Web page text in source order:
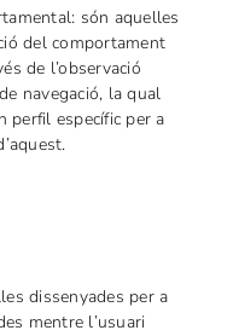
són aquelles
del comportament
de l’observació
navegació, la qual
perfil específic per a
dissenyades per a
mentre l’usuari